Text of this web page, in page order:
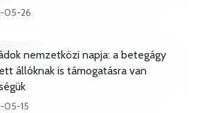
05-26
nemzetközi napja: a betegágy
állóknak is támogatásra van
05-15